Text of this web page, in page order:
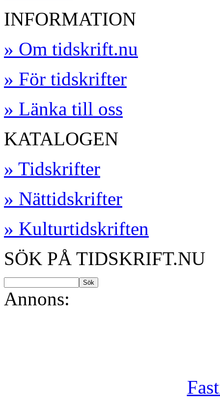
INFORMATION
» Om tidskrift.nu
» För tidskrifter
» Länka till oss
KATALOGEN
» Tidskrifter
» Nättidskrifter
» Kulturtidskriften
SÖK PÅ TIDSKRIFT.NU
Annons: